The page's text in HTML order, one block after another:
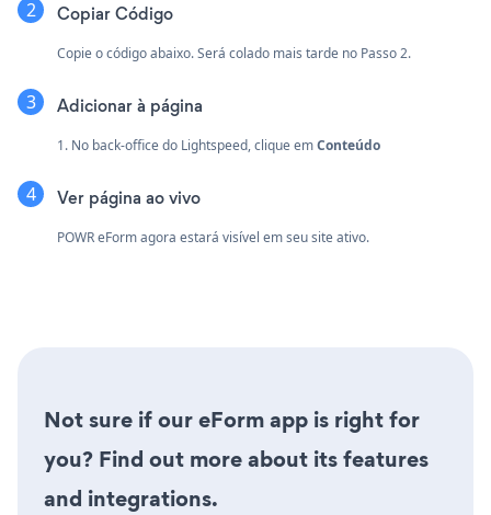
Copiar Código
Copie o código abaixo. Será colado mais tarde no Passo 2.
Adicionar à página
1. No back-office do Lightspeed, clique emConteúdo
Ver página ao vivo
POWR eForm agora estará visível em seu site ativo.
Not sure if our eForm app is right for
you? Find out more about its features
and integrations.